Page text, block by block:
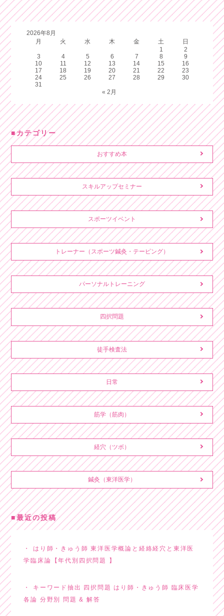
2026年8月
月
火 水 木 金 土
日
1
2
3
4 5 6 7 8
9
10
11 12 13 14 15
16
17
18 19 20 21 22
23
24
25 26 27 28 29
30
31
« 2月
カテゴリー
おすすめ本
スキルアップセミナー
スポーツイベント
トレーナー（スポーツ鍼灸・テーピング）
パーソナルトレーニング
四択問題
徒手検査法
日常
筋学（筋肉）
経穴（ツボ）
鍼灸（東洋医学）
最近の投稿
はり師・きゅう師 東洋医学概論と経絡経穴と東洋医
学臨床論【年代別四択問題 】
キーワード抽出 四択問題 はり師・きゅう師 臨床医学
各論 分野別 問題 & 解答